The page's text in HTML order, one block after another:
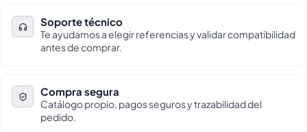
Soporte técnico
Te ayudamos a elegir referencias y validar compatibilidad
antes de comprar.
Compra segura
Catálogo propio, pagos seguros y trazabilidad del
pedido.